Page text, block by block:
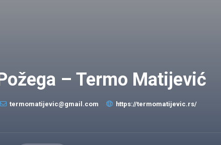
– Termo Matijević
termomatijevic@gmail.com https://termomatijevic.rs/